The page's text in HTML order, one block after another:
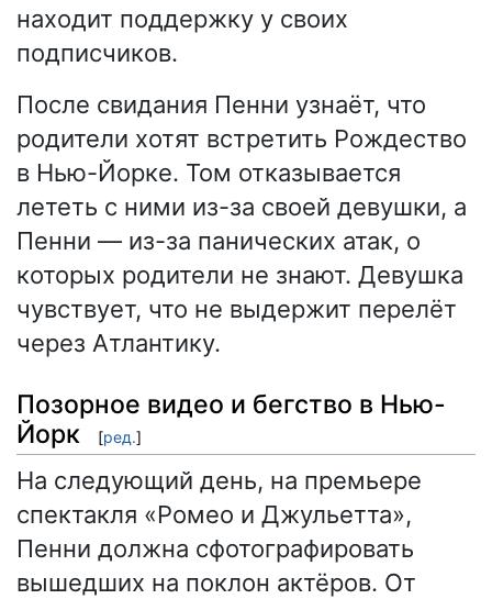
находит поддержку у своих
подписчиков.
После свидания Пенни узнаёт, что
родители хотят встретить Рождество
в Нью-Йорке. Том отказывается
лететь с ними из-за своей девушки, а
Пенни — из-за панических атак, о
которых родители не знают. Девушка
чувствует, что не выдержит перелёт
через Атлантику.
Позорное видео и бегство в Нью-
Йорк
[ред.]
На следующий день, на премьере
спектакля «Ромео и Джульетта»,
Пенни должна сфотографировать
вышедших на поклон актёров. От